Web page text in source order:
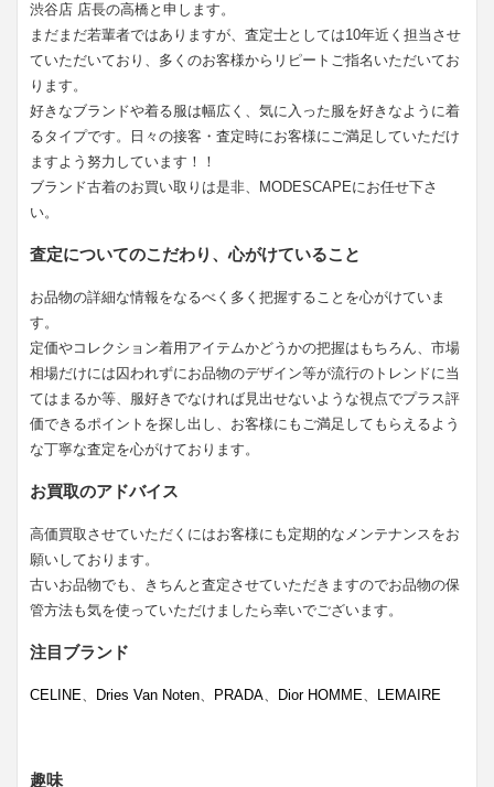
渋谷店 店長の高橋と申します。
まだまだ若輩者ではありますが、査定士としては10年近く担当させ
ていただいており、多くのお客様からリピートご指名いただいてお
ります。
好きなブランドや着る服は幅広く、気に入った服を好きなように着
るタイプです。日々の接客・査定時にお客様にご満足していただけ
ますよう努力しています！！
ブランド古着のお買い取りは是非、MODESCAPEにお任せ下さ
い。
査定についてのこだわり、心がけていること
お品物の詳細な情報をなるべく多く把握することを心がけていま
す。
定価やコレクション着用アイテムかどうかの把握はもちろん、市場
相場だけには囚われずにお品物のデザイン等が流行のトレンドに当
てはまるか等、服好きでなければ見出せないような視点でプラス評
価できるポイントを探し出し、お客様にもご満足してもらえるよう
な丁寧な査定を心がけております。
お買取のアドバイス
高価買取させていただくにはお客様にも定期的なメンテナンスをお
願いしております。
古いお品物でも、きちんと査定させていただきますのでお品物の保
管方法も気を使っていただけましたら幸いでございます。
注目ブランド
CELINE、 Dries Van Noten、 PRADA、 Dior HOMME、 LEMAIRE
趣味